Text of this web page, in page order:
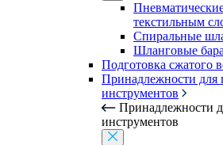
текстильным
Спиральные
Шланговые
Подготовка сжатого
Принадлежности для
инструментов
Принадлежности
инструментов